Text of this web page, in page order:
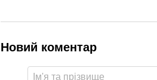
Новий коментар